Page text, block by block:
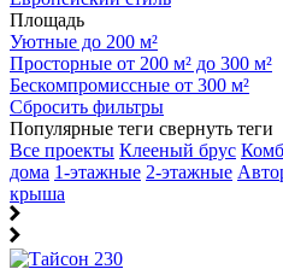
Площадь
Уютные до 200 м²
Просторные от 200 м² до 300 м²
Бескомпромиссные от 300 м²
Сбросить фильтры
Популярные теги свернуть теги
Все проекты Клееный брус
дома 1-этажные 2-этажные
крыша